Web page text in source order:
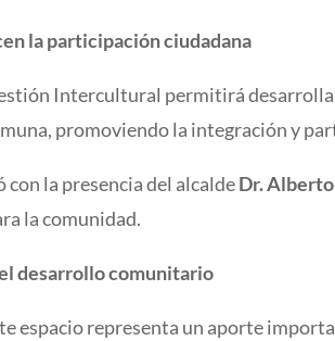
la participación ciudadana
Intercultural permitirá
promoviendo la integración y
la presencia del alcaldeDr.
la comunidad.
desarrollo comunitario
espacio representa un aporte